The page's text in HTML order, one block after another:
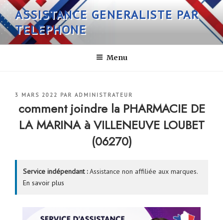
Aller
au
contenu
principal
ASSISTANCE GENERALISTE PAR
TELEPHONE
Menu
PUBLIÉ
3 MARS 2022 PAR ADMINISTRATEUR
comment joindre la PHARMACIE DE
LA MARINA à VILLENEUVE LOUBET
(06270)
Service indépendant :Assistance non affiliée aux marques.
En savoir plus